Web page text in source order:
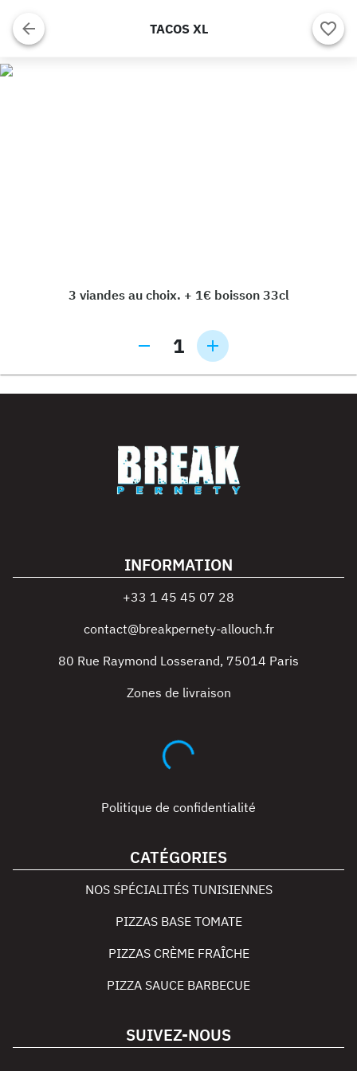
TACOS XL
3 viandes au choix. + 1€ boisson 33cl
1
INFORMATION
+33 1 45 45 07 28
contact@breakpernety-allouch.fr
80 Rue Raymond Losserand, 75014 Paris
Zones de livraison
Politique de confidentialité
CATÉGORIES
NOS SPÉCIALITÉS TUNISIENNES
PIZZAS BASE TOMATE
PIZZAS CRÈME FRAÎCHE
PIZZA SAUCE BARBECUE
SUIVEZ-NOUS